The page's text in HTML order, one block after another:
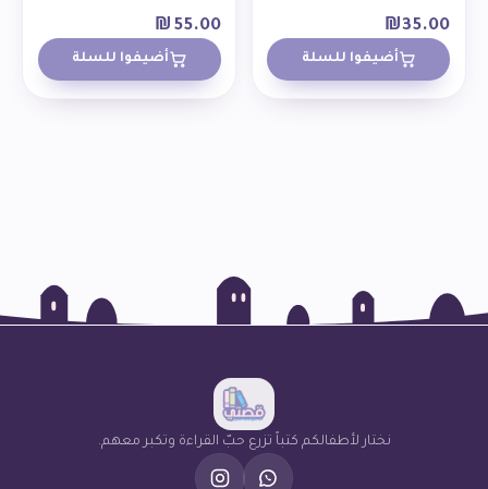
₪35.00
أضيفوا للسلة
₪ 55.00
أضيفوا للسلة
نختار لأطفالكم كتباً تزرع حبّ القراءة وتكبر معهم.